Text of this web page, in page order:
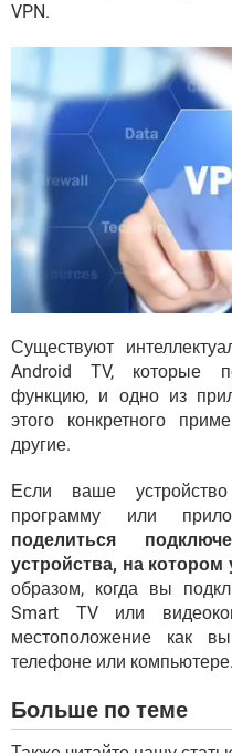
VPN.
Существуют
Android TV, которые
функцию, и одно из
этого конкретного
другие.
Если ваше
программу или
поделиться
устройства, на котором
образом, когда вы
Smart TV или
местоположение как
телефоне или компьютере.
Больше по теме